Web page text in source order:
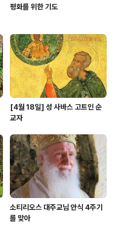
평화를 위한 기도
[4월 18일] 성 사바스 고트인 순
교자
소티리오스 대주교님 안식 4주기
를 맞아